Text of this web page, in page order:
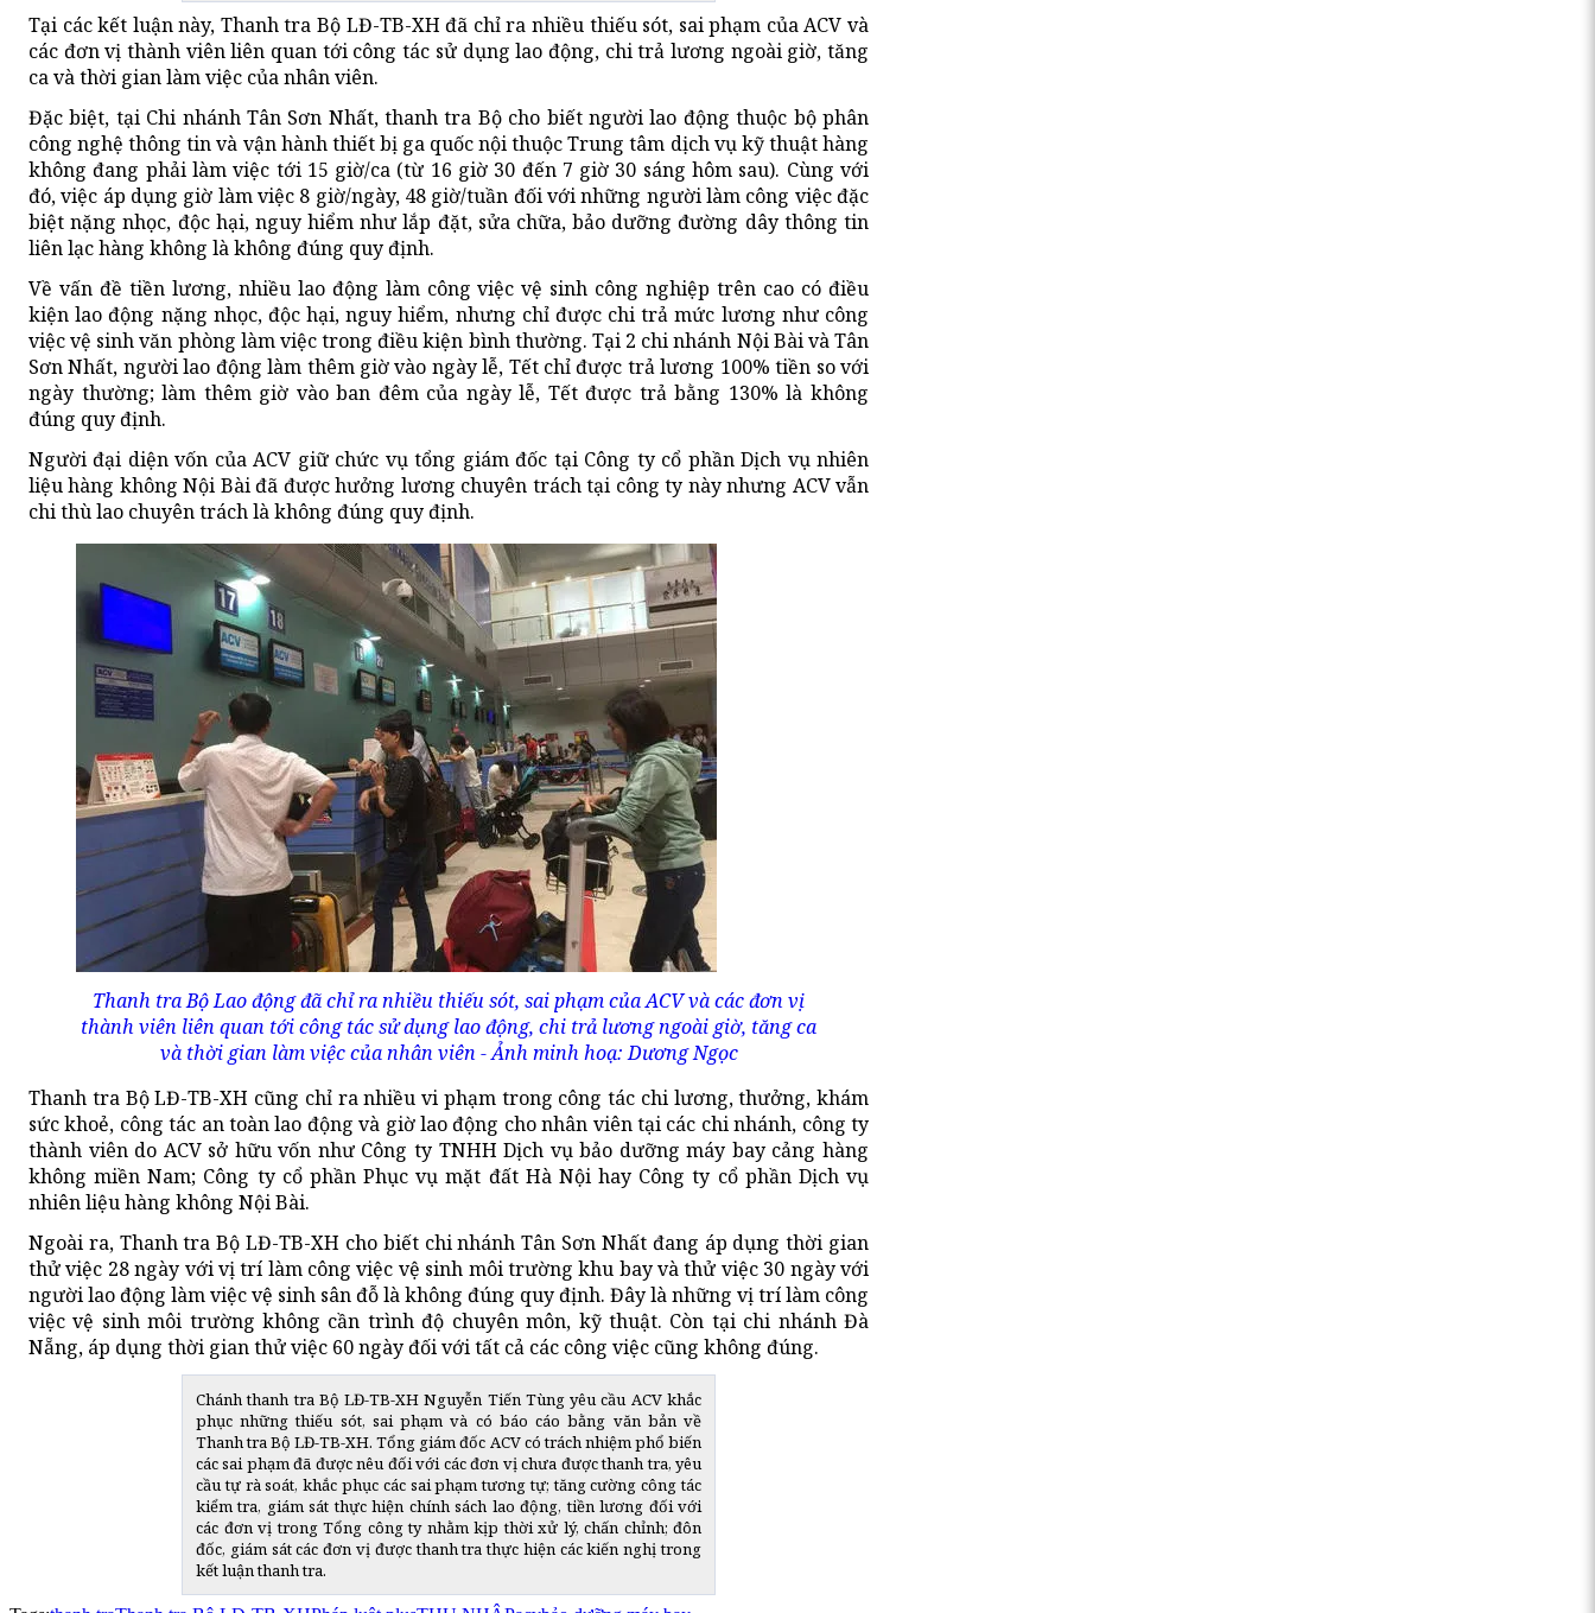
Tại các kết luận này, Thanh tra Bộ LĐ-TB-XH đã chỉ ra nhiều thiếu sót, sai phạm của ACV và
các đơn vị thành viên liên quan tới công tác sử dụng lao động, chi trả lương ngoài giờ, tăng
ca và thời gian làm việc của nhân viên.
Đặc biệt, tại Chi nhánh Tân Sơn Nhất, thanh tra Bộ cho biết người lao động thuộc bộ phân
công nghệ thông tin và vận hành thiết bị ga quốc nội thuộc Trung tâm dịch vụ kỹ thuật hàng
không đang phải làm việc tới 15 giờ/ca (từ 16 giờ 30 đến 7 giờ 30 sáng hôm sau). Cùng với
đó, việc áp dụng giờ làm việc 8 giờ/ngày, 48 giờ/tuần đối với những người làm công việc đặc
biệt nặng nhọc, độc hại, nguy hiểm như lắp đặt, sửa chữa, bảo dưỡng đường dây thông tin
liên lạc hàng không là không đúng quy định.
Về vấn đề tiền lương, nhiều lao động làm công việc vệ sinh công nghiệp trên cao có điều
kiện lao động nặng nhọc, độc hại, nguy hiểm, nhưng chỉ được chi trả mức lương như công
việc vệ sinh văn phòng làm việc trong điều kiện bình thường. Tại 2 chi nhánh Nội Bài và Tân
Sơn Nhất, người lao động làm thêm giờ vào ngày lễ, Tết chỉ được trả lương 100% tiền so với
ngày thường; làm thêm giờ vào ban đêm của ngày lễ, Tết được trả bằng 130% là không
đúng quy định.
Người đại diện vốn của ACV giữ chức vụ tổng giám đốc tại Công ty cổ phần Dịch vụ nhiên
liệu hàng không Nội Bài đã được hưởng lương chuyên trách tại công ty này nhưng ACV vẫn
chi thù lao chuyên trách là không đúng quy định.
Thanh tra Bộ Lao động đã chỉ ra nhiều thiếu sót, sai phạm của ACV và các đơn vị
thành viên liên quan tới công tác sử dụng lao động, chi trả lương ngoài giờ, tăng ca
và thời gian làm việc của nhân viên - Ảnh minh hoạ: Dương Ngọc
Thanh tra Bộ LĐ-TB-XH cũng chỉ ra nhiều vi phạm trong công tác chi lương, thưởng, khám
sức khoẻ, công tác an toàn lao động và giờ lao động cho nhân viên tại các chi nhánh, công ty
thành viên do ACV sở hữu vốn như Công ty TNHH Dịch vụ bảo dưỡng máy bay cảng hàng
không miền Nam; Công ty cổ phần Phục vụ mặt đất Hà Nội hay Công ty cổ phần Dịch vụ
nhiên liệu hàng không Nội Bài.
Ngoài ra, Thanh tra Bộ LĐ-TB-XH cho biết chi nhánh Tân Sơn Nhất đang áp dụng thời gian
thử việc 28 ngày với vị trí làm công việc vệ sinh môi trường khu bay và thử việc 30 ngày với
người lao động làm việc vệ sinh sân đỗ là không đúng quy định. Đây là những vị trí làm công
việc vệ sinh môi trường không cần trình độ chuyên môn, kỹ thuật. Còn tại chi nhánh Đà
Nẵng, áp dụng thời gian thử việc 60 ngày đối với tất cả các công việc cũng không đúng.
Chánh thanh tra Bộ LĐ-TB-XH Nguyễn Tiến Tùng yêu cầu ACV khắc
phục những thiếu sót, sai phạm và có báo cáo bằng văn bản về
Thanh tra Bộ LĐ-TB-XH. Tổng giám đốc ACV có trách nhiệm phổ biến
các sai phạm đã được nêu đối với các đơn vị chưa được thanh tra, yêu
cầu tự rà soát, khắc phục các sai phạm tương tự; tăng cường công tác
kiểm tra, giám sát thực hiện chính sách lao động, tiền lương đối với
các đơn vị trong Tổng công ty nhằm kịp thời xử lý, chấn chỉnh; đôn
đốc, giám sát các đơn vị được thanh tra thực hiện các kiến nghị trong
kết luận thanh tra.